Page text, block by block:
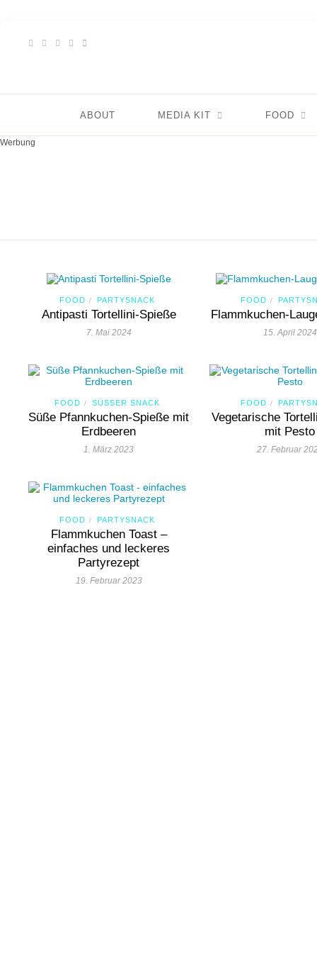
ABOUT MEDIA KIT FOOD
Werbung
FOOD / PARTYSNACK
Antipasti Tortellini-Spieße
7. Mai 2024
FOOD /
Flammkuchen-
15. April 2024
FOOD / SÜSSER SNACK
Süße Pfannkuchen-Spieße mit
Erdbeeren
1. März 2023
FOOD /
Vegetarische
mit Pesto
27. Februar
FOOD / PARTYSNACK
Flammkuchen Toast –
einfaches und leckeres
Partyrezept
19. Februar 2023